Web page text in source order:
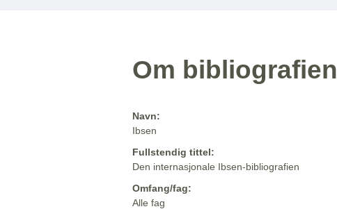
Om bibliografien
Navn:
Ibsen
Fullstendig tittel:
Den internasjonale Ibsen-bibliografien
Omfang/fag:
Alle fag